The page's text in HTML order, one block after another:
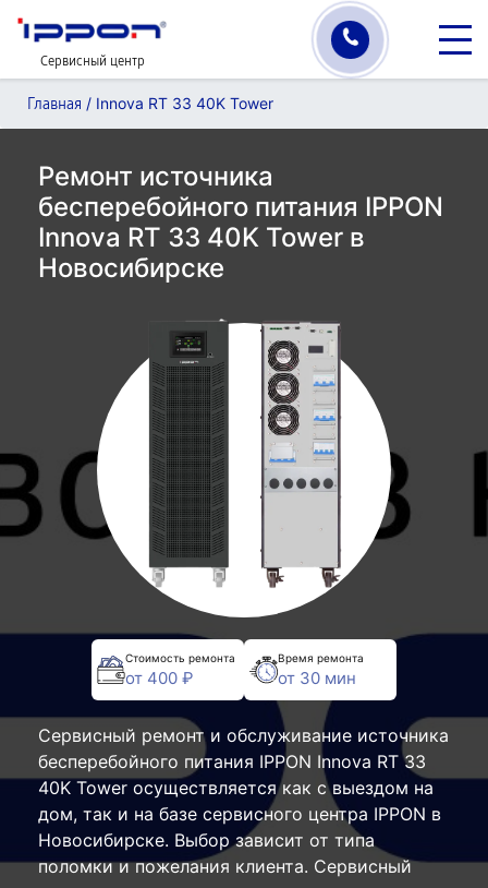
Сервисный центр
Главная / Innova RT 33 40K Tower
Ремонт источника
бесперебойного питания IPPON
Innova RT 33 40K Tower в
Новосибирске
Стоимость ремонта
от 400 ₽
Время ремонта
от 30 мин
Сервисный ремонт и обслуживание источника
бесперебойного питания IPPON Innova RT 33
40K Tower осуществляется как с выездом на
дом, так и на базе сервисного центра IPPON в
Новосибирске. Выбор зависит от типа
поломки и пожелания клиента. Сервисный